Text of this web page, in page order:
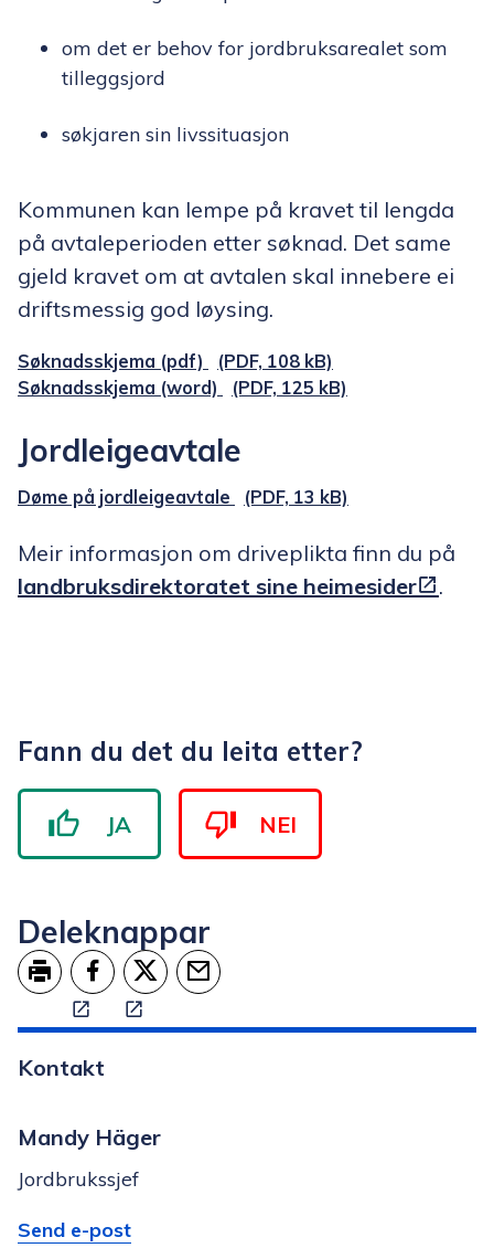
om det er behov for jordbruksarealet som
tilleggsjord
søkjaren sin livssituasjon
Kommunen kan lempe på kravet til lengda
på avtaleperioden etter søknad. Det same
gjeld kravet om at avtalen skal innebere ei
driftsmessig god løysing.
Søknadsskjema (pdf)
(PDF, 108 kB)
Søknadsskjema (word)
(PDF, 125 kB)
Jordleigeavtale
Døme på jordleigeavtale (PDF, 13 kB)
Meir informasjon om driveplikta finn du på
landbruksdirektoratet sine heimesider
.
Fann du det du leita etter?
JA NEI
Deleknappar
Skriv utDel på Facebook
Del på Twitter
Kontakt
Mandy Häger
Jordbrukssjef
E-
Send e-posttil